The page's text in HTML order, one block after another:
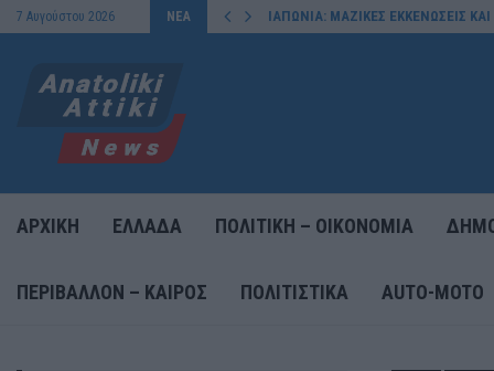
7 Αυγούστου 2026 ΝΕΑ ΙΑΠΩΝΙΑ: ΜΑΖΙΚΕΣ ΕΚΚΕΝΩΣΕΙΣ
ΑΡΧΙΚΗ ΕΛΛΑΔΑ ΠΟΛΙΤΙΚΗ – ΟΙΚΟΝΟΜΙΑ
ΠΕΡΙΒΑΛΛΟΝ – ΚΑΙΡΟΣ ΠΟΛΙΤΙΣΤΙΚΑ AUTO-MOTO